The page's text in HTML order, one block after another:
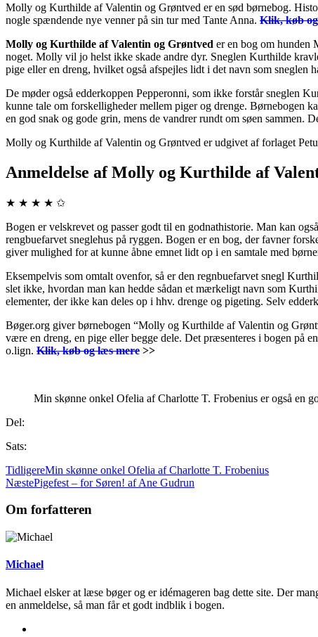
Molly og Kurthilde af Valentin og Grøntved er en sød børnebog.
nogle spændende nye venner på sin tur med Tante Anna. Klik, køb
Molly og Kurthilde af Valentin og Grøntved er en bog om hunden
noget. Molly vil jo helst ikke skade andre dyr. Sneglen Kurthilde
pige eller en dreng, hvilket også afspejles lidt i det navn som sneglen
De møder også edderkoppen Pepperonni, som ikke forstår sneglen
kunne tale om forskelligheder mellem piger og drenge. Børnebogen
en god snak og gode grin, mens de vandrer rundt om søen sammen.
Molly og Kurthilde af Valentin og Grøntved er udgivet af forlaget
Anmeldelse af Molly og Kurthilde af
★ ★ ★ ★ ✩
Bogen er velskrevet og passer godt til en godnathistorie. Man kan
rengbuefarvet sneglehus på ryggen. Bogen er en bog, der favner
giver mulighed for at kunne åbne emnet lidt op i en samtale med
Eksempelvis som omtalt ovenfor, så er den regnbuefarvet snegl
slet ikke, hvordan man kan hedde sådan et mærkeligt navn som
elementer, der ikke kan deles op i hhv. drenge og pigeting. Selv
Bøger.org giver børnebogen “Molly og Kurthilde af Valentin og
være en dreng, en pige eller begge dele. Det præsenteres i bogen på
o.lign. Klik, køb og læs mere >>
Min skønne onkel Ofelia af Charlotte T. Frobenius er også en
Del:
Sats:
TidligereMin skønne onkel Ofelia af Charlotte T. Frobenius
NæstePigefest – for Søren! af Ane Gudrun
Om forfatteren
Michael
Michael elsker at læse bøger og er idémageren bag dette site. Der
en anmeldelse, så man får et godt indblik i bogen.